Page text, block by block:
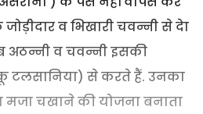
व भिखारी चवन्नी से देा
अठन्नी व चवन्नी इसकी
टलसानिया) से करते हैं. उनका
मजा चखाने की योजना बनाता